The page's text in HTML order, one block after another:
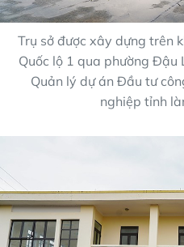
Trụ sở được xây dựng trên
Quốc lộ 1 qua phường Đậu
Quản lý dự án Đầu tư
nghiệp tỉnh